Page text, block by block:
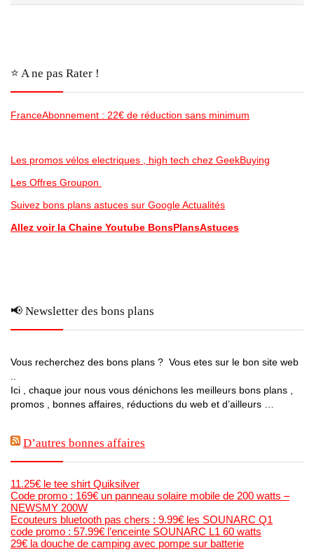
⭐️ A ne pas Rater !
FranceAbonnement : 22€ de réduction sans minimum
Les promos vélos electriques , high tech chez GeekBuying
Les Offres Groupon
Suivez bons plans astuces sur Google Actualités
Allez voir la Chaine Youtube BonsPlansAstuces
📢 Newsletter des bons plans
Vous recherchez des bons plans ? Vous etes sur le bon site web
Ici , chaque jour nous vous dénichons les meilleurs bons plans ,
promos , bonnes affaires, réductions du web et d’ailleurs …
D’autres bonnes affaires
11.25€ le tee shirt Quiksilver
Code promo : 169€ un panneau solaire mobile de 200 watts –
NEWSMY 200W
Ecouteurs bluetooth pas chers : 9.99€ les SOUNARC Q1
code promo : 57.99€ l’enceinte SOUNARC L1 60 watts
29€ la douche de camping avec pompe sur batterie